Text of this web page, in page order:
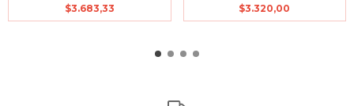
$3.683,33
$3.320,00